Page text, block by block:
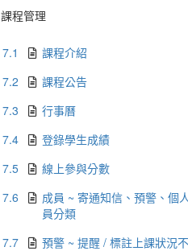
課程管理
7.1
課程介紹
7.2
課程公告
7.3
行事曆
7.4
登錄學生成績
7.5
線上參與分數
7.6
成員 ~ 寄通知信、預警、個
員分類
7.7
預警 ~ 提醒 / 標註上課狀況